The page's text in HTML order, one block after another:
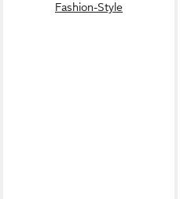
Fashion-Style